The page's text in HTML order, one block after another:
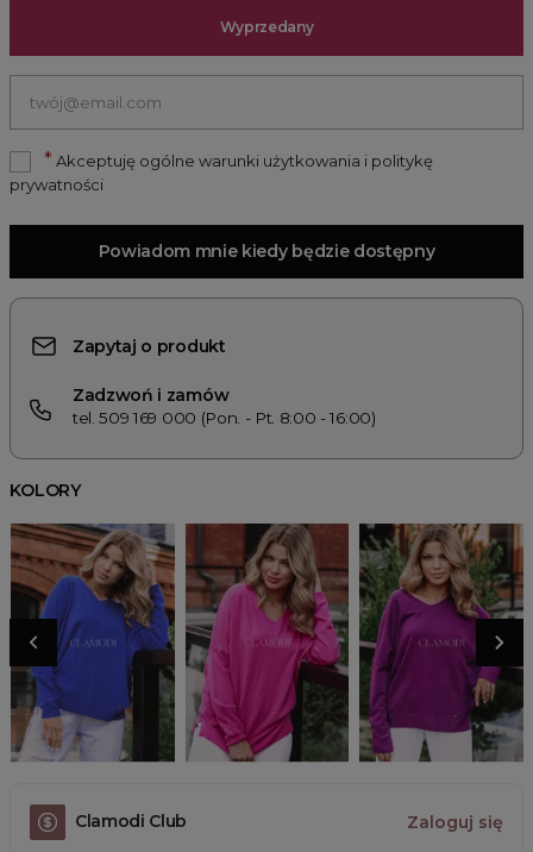
Wyprzedany
* Akceptuję ogólne warunki użytkowania i politykę
prywatności
Powiadom mnie kiedy będzie dostępny
Zapytaj o produkt
Zadzwoń i zamów
tel. 509 169 000 (Pon. - Pt. 8:00 - 16:00)
KOLORY
Clamodi Club Zaloguj się